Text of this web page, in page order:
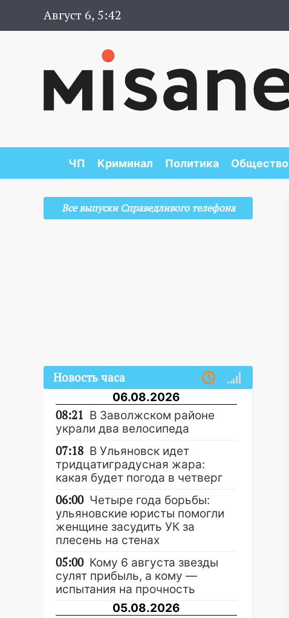
Август 6, 5:42
ЧП Криминал Политика Общество
Все выпуски Справедливого телефона
Новость часа
06.08.2026
08:21 В Заволжском районе
украли два велосипеда
07:18 В Ульяновск идет
тридцатиградусная жара:
какая будет погода в четверг
06:00 Четыре года борьбы:
ульяновские юристы помогли
женщине засудить УК за
плесень на стенах
05:00 Кому 6 августа звезды
сулят прибыль, а кому —
испытания на прочность
05.08.2026